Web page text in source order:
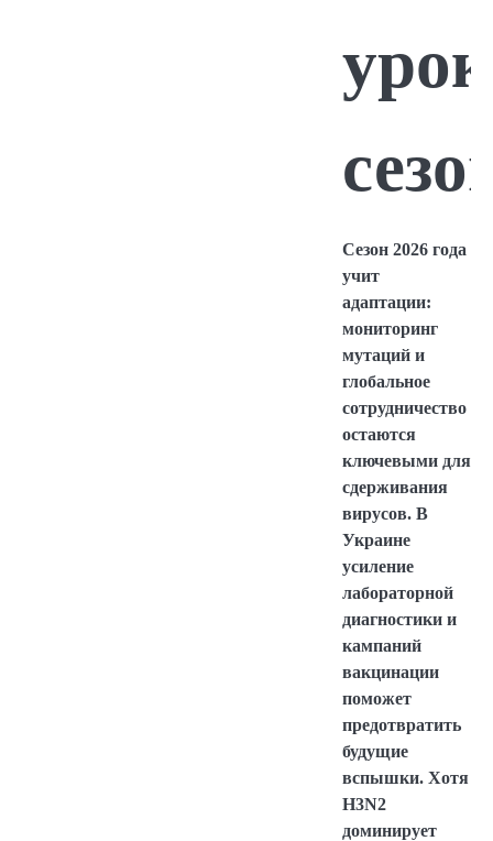
Сезон 2026 года
учит
адаптации:
мониторинг
мутаций и
глобальное
сотрудничество
остаются
ключевыми для
сдерживания
вирусов. В
Украине
усиление
лабораторной
диагностики и
кампаний
вакцинации
поможет
предотвратить
будущие
вспышки. Хотя
H3N2
доминирует